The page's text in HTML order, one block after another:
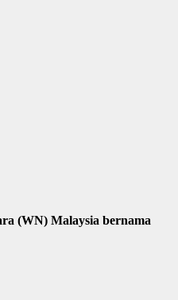
(WN) Malaysia bernama